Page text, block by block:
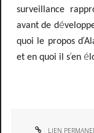
surveillance
avant de dé
quoi le propos d’
et en quoi il s’en é
LIEN